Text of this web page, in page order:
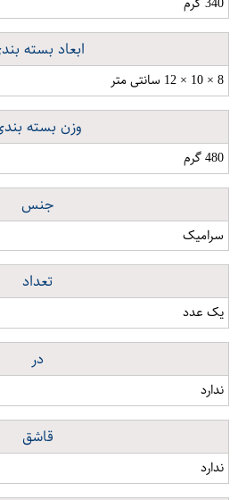
ابعاد بسته
8 × 10 × 12 سانتی متر
وزن بسته
480 گرم
جنس
سرامیک
تعداد
یک عدد
در
ندارد
قاشق
ندارد